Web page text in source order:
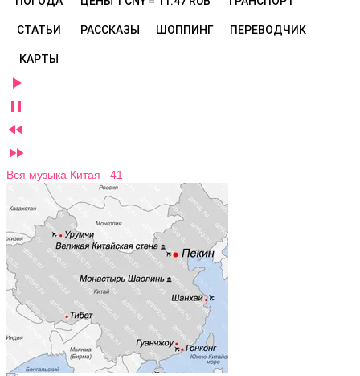
СТАТЬИ РАССКАЗЫ ШОППИНГ ПЕРЕВОДЧИК
КАРТЫ




Вся музыка Китая 41